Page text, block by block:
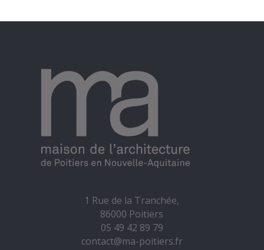
1 Rue de la Tranchée,
86000 Poitiers
05 49 42 89 79
contact@ma-poitiers.fr